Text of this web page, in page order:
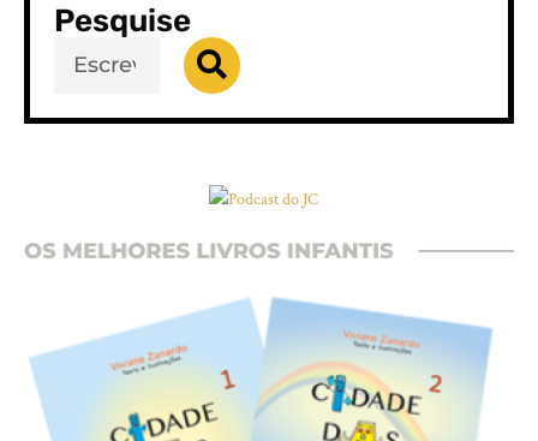
Pesquise